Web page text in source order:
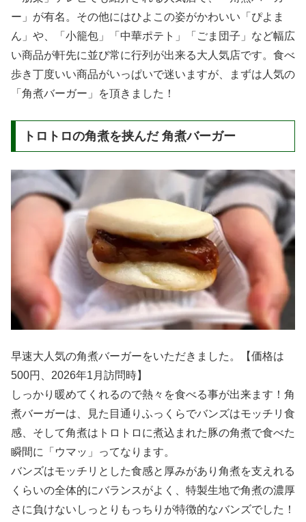
ー」が有名。その他にはひよこの姿がかわいい「ぴよま
ん」や、「小籠包」「中華ポテト」「ごま団子」など幅広
い商品が軒先に並び常に行列が出来る大人気店です。食べ
歩き丁度いい商品がいっぱいで迷いますが、まずは人気の
「角煮バーガー」を頂きました！
トロトロの角煮を挟んだ 角煮バーガー
早速大人気の角煮バーガーをいただきました。【価格は
500円、2026年1月訪問時】
しっかり暖めてくれるので熱々を食べる事が出来ます！角
煮バーガーは、見た目通りふっくらでバンズはモッチリ食
感、そして角煮はトロトロに煮込まれた豚の角煮で食べた
瞬間に「ウマッ」ってなります。
バンズはモッチリとした食感と厚みがあり角煮を支えれる
くらいの全体的にバランスがよく、特製生地で角煮の濃厚
さに負けないしっとりもっちりが特徴的なバンズでした！